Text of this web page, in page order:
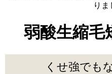
りま
弱酸生縮毛
くせ強でも